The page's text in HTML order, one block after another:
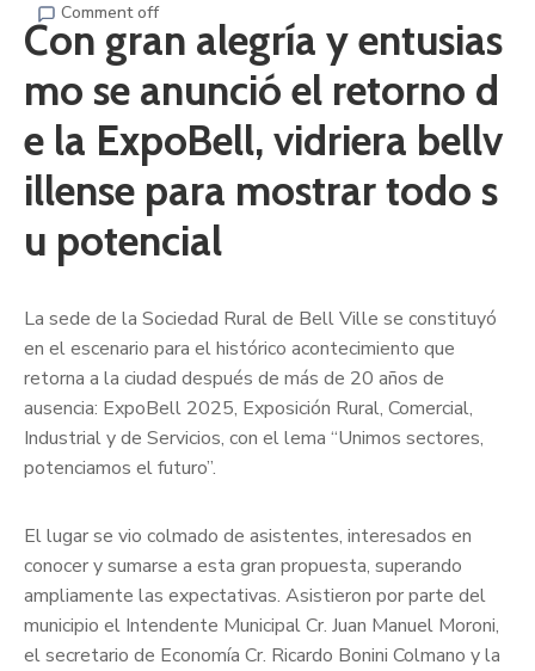
Comment off
Con gran alegría y entusias
mo se anunció el retorno d
e la ExpoBell, vidriera bellv
illense para mostrar todo s
u potencial
La sede de la Sociedad Rural de Bell Ville se constituyó
en el escenario para el histórico acontecimiento que
retorna a la ciudad después de más de 20 años de
ausencia: ExpoBell 2025, Exposición Rural, Comercial,
Industrial y de Servicios, con el lema “Unimos sectores,
potenciamos el futuro”.
El lugar se vio colmado de asistentes, interesados en
conocer y sumarse a esta gran propuesta, superando
ampliamente las expectativas. Asistieron por parte del
municipio el Intendente Municipal Cr. Juan Manuel Moroni,
el secretario de Economía Cr. Ricardo Bonini Colmano y la